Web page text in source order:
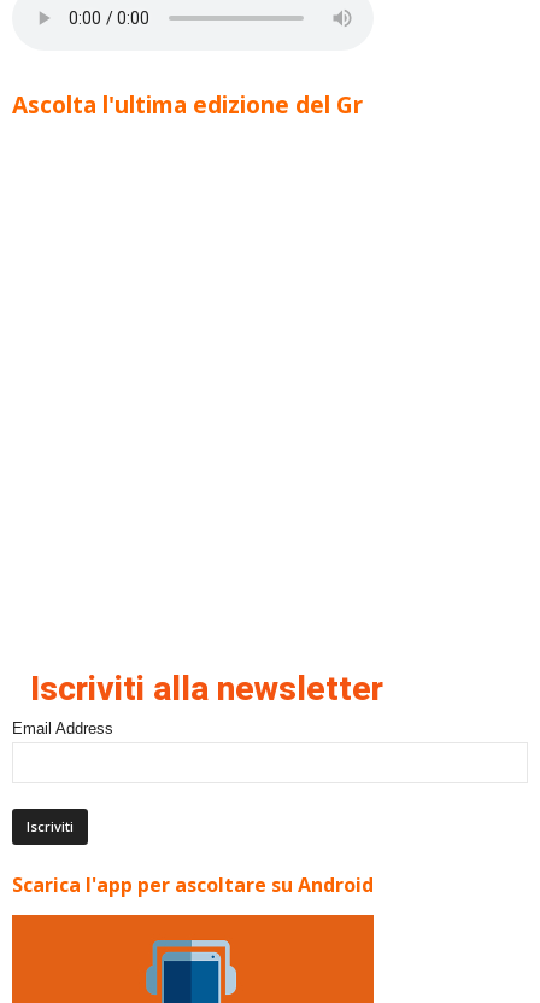
Ascolta l'ultima edizione del Gr
Iscriviti alla newsletter
Email Address
Scarica l'app per ascoltare su Android